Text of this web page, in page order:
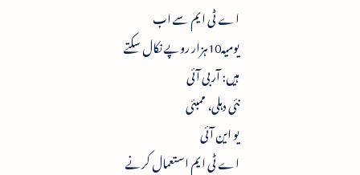
اے ٹی ایم سے اب
یومیہ10ہزار روپے نکال سکتے
ہیں: آربی آئی
نئی دہلی، ممبئی
یو این آئی
اے ٹی ایم استعمال کرنے